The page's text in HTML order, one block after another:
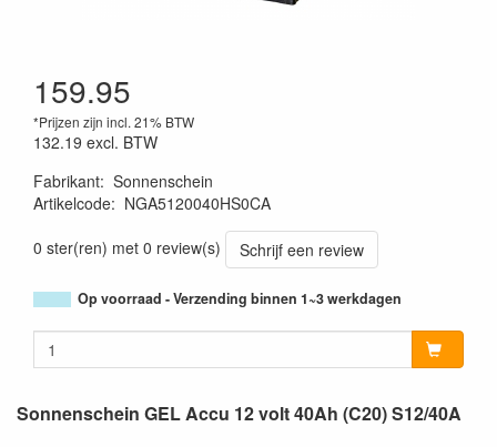
159.95
*Prijzen zijn incl. 21% BTW
132.19 excl. BTW
Fabrikant: Sonnenschein
Artikelcode: NGA5120040HS0CA
0 ster(ren) met 0 review(s)
Schrijf een review
Op voorraad - Verzending binnen 1~3 werkdagen
Sonnenschein GEL Accu 12 volt 40Ah (C20) S12/40A